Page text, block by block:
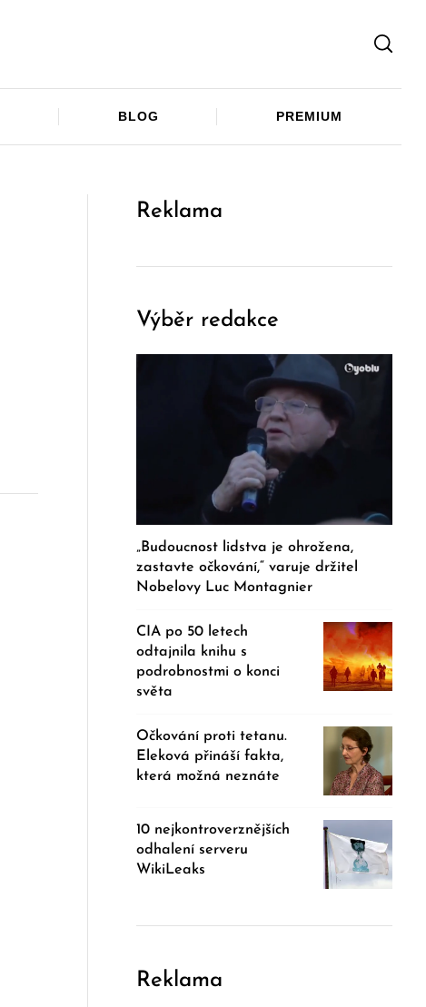
BLOG PREMIUM
Reklama
Výběr redakce
„Budoucnost lidstva je ohrožena,
zastavte očkování,“ varuje držitel
Nobelovy Luc Montagnier
CIA po 50 letech
odtajnila knihu s
podrobnostmi o konci
světa
Očkování proti tetanu.
Eleková přináší fakta,
která možná neznáte
10 nejkontroverznějších
odhalení serveru
WikiLeaks
Reklama